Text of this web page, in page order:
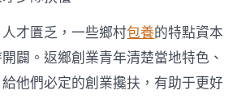
中
才匱乏，一些鄉村包養的特點資本
闢。返鄉創業青年清楚當地特色、
他們必定的創業攙扶，有助于更好